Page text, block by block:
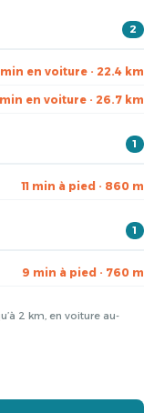
2
en voiture · 22.4 km
en voiture · 26.7 km
1
11 min à pied · 860 m
1
9 min à pied · 760 m
2 km, en voiture au-